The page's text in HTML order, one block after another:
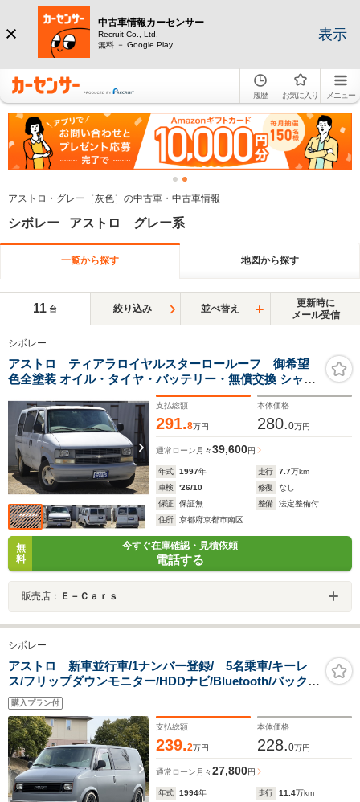
中古車情報カーセンサー
Recruit Co., Ltd.
無料 － Google Play
表示
履歴 お気に入り メニュー
アストロ・グレー［灰色］の中古車・中古車情報
シボレー アストロ グレー系
一覧から探す 地図から探す
11 台 絞り込み 並べ替え
更新時に
メール受信
シボレー
アストロ ティアラロイヤルスターロールーフ 御希望
色全塗装 オイル・タイヤ・バッテリー・無償交換 シャイ
アンマスク 4WD 8ナンバー純正キャンピング シン
ク コンロ 電動ベッド 革シート ETC 6人乗 三井
物産正規輸入長さ480cm 幅199cm 高さ192cm
支払総額
291.8万円
本体価格
280.0万円
通常ローン 月々39,600円
年式 1997年 走行 7.7万km
車検
'26/10 修復
なし
保証
保証無 整備
法定整備付
住所
京都府京都市南区
無
料
今すぐ在庫確認・見積依頼
電話する
販売店： Ｅ－Ｃａｒｓ
シボレー
アストロ 新車並行車/1ナンバー登録/ 5名乗車/キーレ
ス/フリップダウンモニター/HDDナビ/Bluetooth/バックカ
メラ/ドライブレコーダー/ETC/社外ステアリング/社外マ
フラー/
購入プラン付
支払総額
239.2万円
本体価格
228.0万円
通常ローン 月々27,800円
年式 1994年 走行 11.4万km